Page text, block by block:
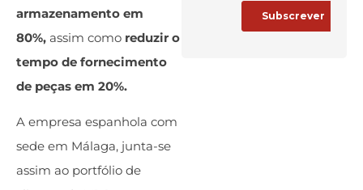
armazenamento em
80%, assim como reduzir o
tempo de fornecimento
de peças em 20%.
A empresa espanhola com
sede em Málaga, junta-se
assim ao portfólio de